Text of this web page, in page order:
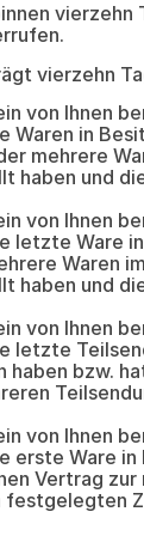
vierzehn
vierzehn
von Ihnen
Waren in
mehrere
haben und
von Ihnen
letzte Ware
Waren
haben und
von Ihnen
letzte
haben bzw.
von Ihnen
erste Ware in
Vertrag
festgelegten